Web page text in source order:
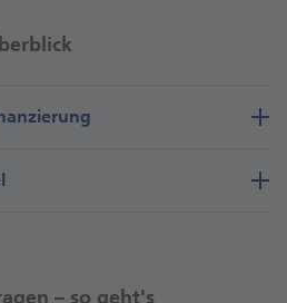
– so geht's